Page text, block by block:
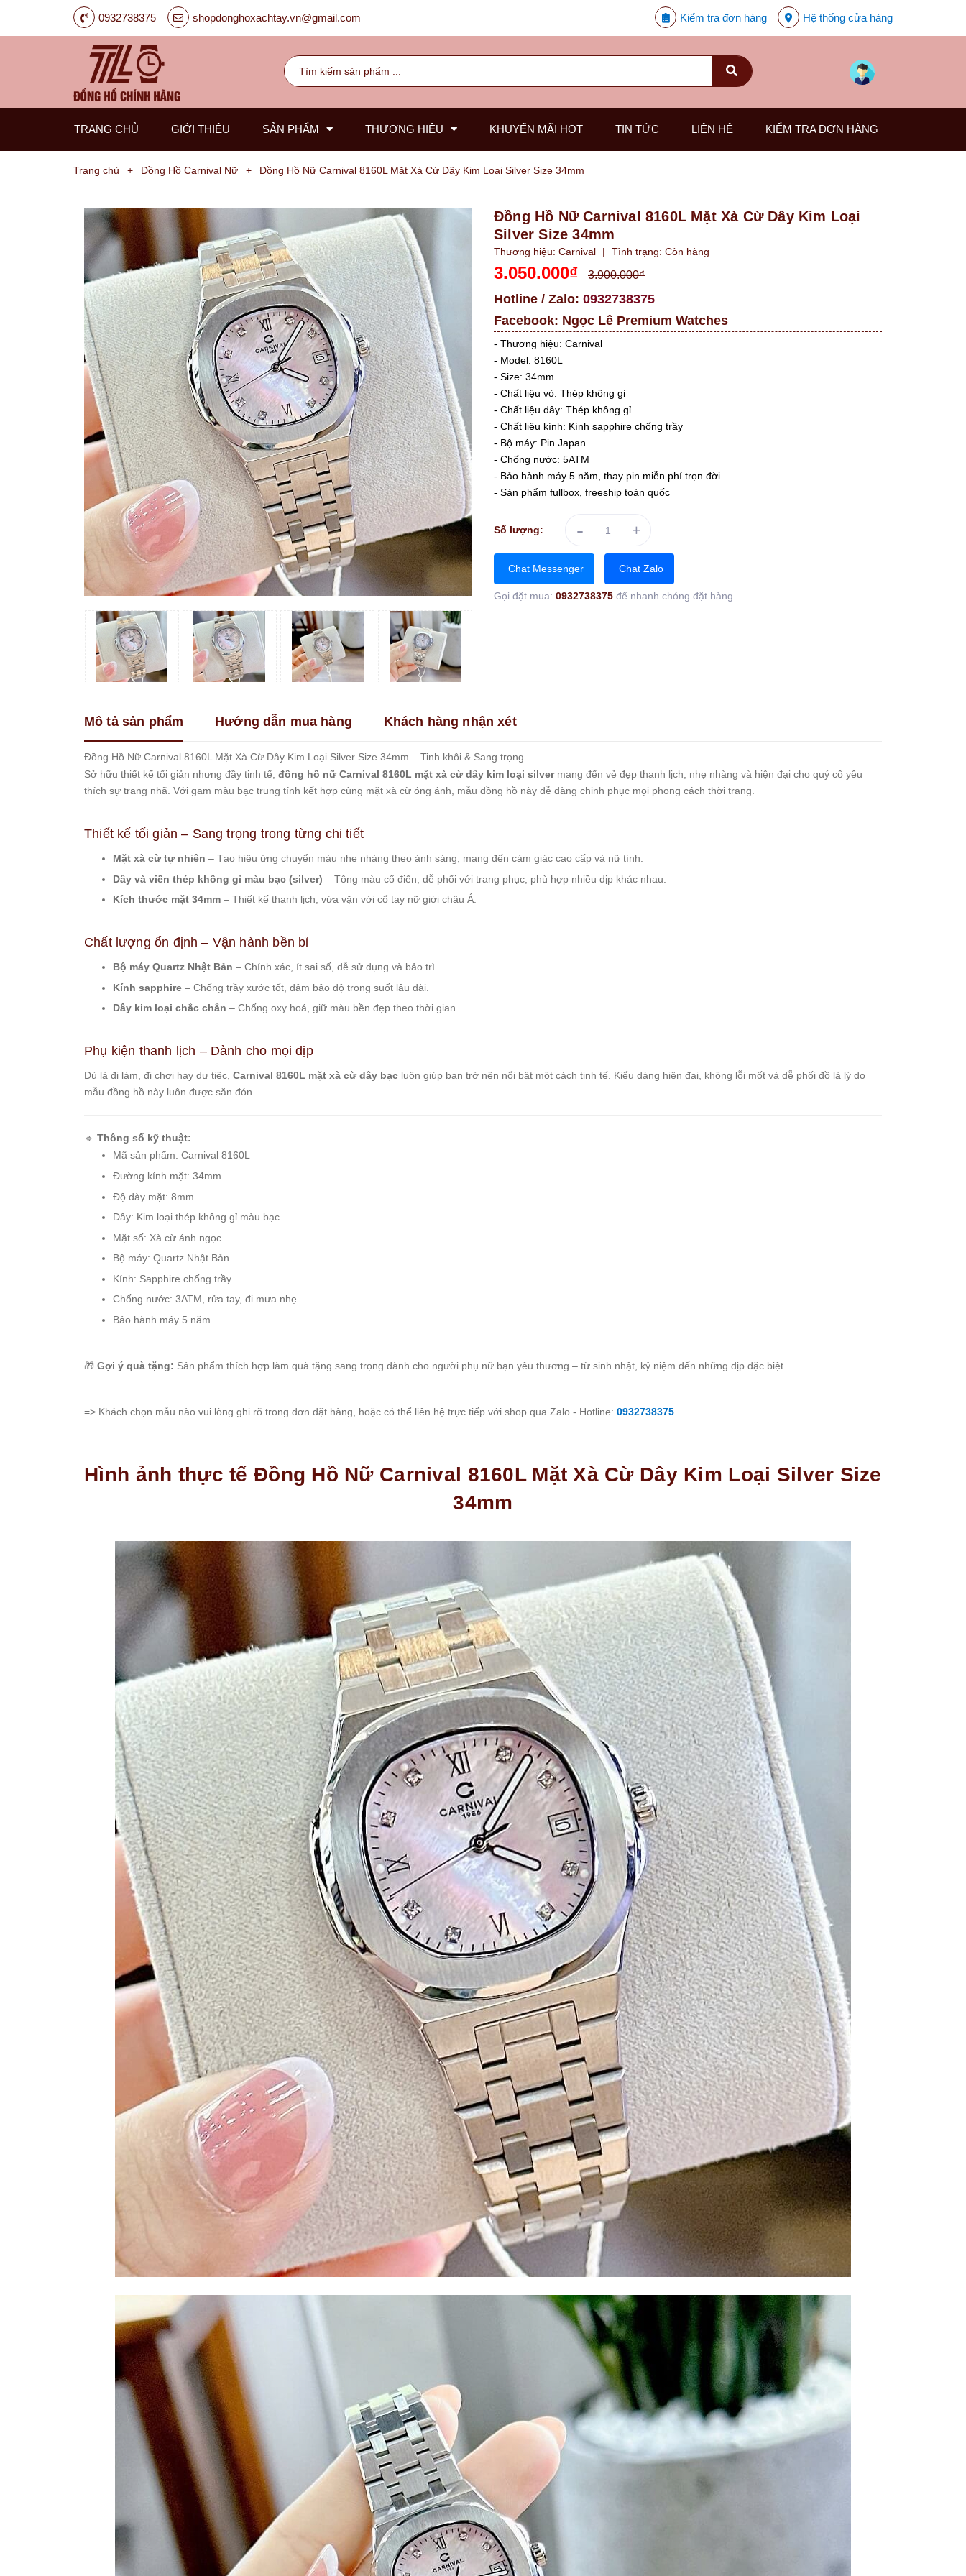
0932738375 shopdonghoxachtay.vn@gmail.com Kiểm tra đơn hàng Hệ thống cửa hàng
TRANG CHỦ GIỚI THIỆU SẢN PHẨM
Nam
Carnival
G-
Kinze
Guess
Hanboro
Madocy
Margaret
Michael
Kors
Rivero
Sunrise
X-
cer
Đồng
Hồ
Amica
Christian
Sant
Coach
Franklin
Guess
Jimi
Kemil
Madocy
Marc
Melissa
Kors
Rivero
Roberto
Royal
Starke
Sunrise
Hồ
Cặp
Marc
Jacobs
Michael
Phẩm
Khác
Set
Đồng
Vòng
Tay
Đồng
Dây
Vòng
Nhẫn
THƯƠNG HIỆU KHUYẾN MÃI HOT TIN TỨC LIÊN HỆ KIỂM TRA ĐƠN HÀNG
Trang chủ + Đồng Hồ Carnival Nữ + Đồng Hồ Nữ Carnival 8160L Mặt Xà Cừ Dây Kim Loại Silver Size 34mm
Đồng Hồ Nữ Carnival 8160L Mặt Xà Cừ Dây Kim Loại
Silver Size 34mm
Thương hiệu: Carnival | Tình trạng: Còn hàng
3.050.000₫ 3.900.000₫
Hotline / Zalo: 0932738375
Facebook: Ngọc Lê Premium Watches
- Thương hiệu: Carnival
- Model: 8160L
- Size: 34mm
- Chất liệu vỏ: Thép không gỉ
- Chất liệu dây: Thép không gỉ
- Chất liệu kính: Kính sapphire chống trầy
- Bộ máy: Pin Japan
- Chống nước: 5ATM
- Bảo hành máy 5 năm, thay pin miễn phí trọn đời
- Sản phẩm fullbox, freeship toàn quốc
Số lượng: - +
Chat Messenger Chat Zalo
Gọi đặt mua: 0932738375 để nhanh chóng đặt hàng
Mô tả sản phẩm Hướng dẫn mua hàng Khách hàng nhận xét
Đồng Hồ Nữ Carnival 8160L Mặt Xà Cừ Dây Kim Loại Silver Size 34mm – Tinh khôi & Sang trọng
Sở hữu thiết kế tối giản nhưng đầy tinh tế, đồng hồ nữ Carnival 8160L mặt xà cừ dây kim loại silvermang đến vẻ đẹp thanh lịch, nhẹ nhàng và hiện đại cho quý cô yêu
thích sự trang nhã. Với gam màu bạc trung tính kết hợp cùng mặt xà cừ óng ánh, mẫu đồng hồ này dễ dàng chinh phục mọi phong cách thời trang.
Thiết kế tối giản – Sang trọng trong từng chi tiết
Mặt xà cừ tự nhiên – Tạo hiệu ứng chuyển màu nhẹ nhàng theo ánh sáng, mang đến cảm giác cao cấp và nữ tính.
Dây và viền thép không gỉ màu bạc (silver) – Tông màu cổ điển, dễ phối với trang phục, phù hợp nhiều dịp khác nhau.
Kích thước mặt 34mm – Thiết kế thanh lịch, vừa vặn với cổ tay nữ giới châu Á.
Chất lượng ổn định – Vận hành bền bỉ
Bộ máy Quartz Nhật Bản – Chính xác, ít sai số, dễ sử dụng và bảo trì.
Kính sapphire – Chống trầy xước tốt, đảm bảo độ trong suốt lâu dài.
Dây kim loại chắc chắn – Chống oxy hoá, giữ màu bền đẹp theo thời gian.
Phụ kiện thanh lịch – Dành cho mọi dịp
Dù là đi làm, đi chơi hay dự tiệc, Carnival 8160L mặt xà cừ dây bạc luôn giúp bạn trở nên nổi bật một cách tinh tế. Kiểu dáng hiện đại, không lỗi mốt và dễ phối đồ là lý do
mẫu đồng hồ này luôn được săn đón.
🔹 Thông số kỹ thuật:
Mã sản phẩm: Carnival 8160L
Đường kính mặt: 34mm
Độ dày mặt: 8mm
Dây: Kim loại thép không gỉ màu bạc
Mặt số: Xà cừ ánh ngọc
Bộ máy: Quartz Nhật Bản
Kính: Sapphire chống trầy
Chống nước: 3ATM, rửa tay, đi mưa nhẹ
Bảo hành máy 5 năm
🎁 Gợi ý quà tặng: Sản phẩm thích hợp làm quà tặng sang trọng dành cho người phụ nữ bạn yêu thương – từ sinh nhật, kỷ niệm đến những dịp đặc biệt.
=> Khách chọn mẫu nào vui lòng ghi rõ trong đơn đặt hàng, hoặc có thể liên hệ trực tiếp với shop qua Zalo - Hotline: 0932738375
Hình ảnh thực tế Đồng Hồ Nữ Carnival 8160L Mặt Xà Cừ Dây Kim Loại Silver Size
34mm